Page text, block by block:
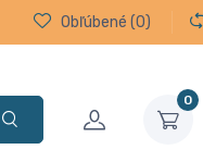
Obľúbené (0)
0